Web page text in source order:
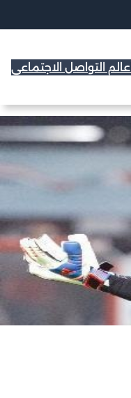
عالم التواصل الاجتماعي